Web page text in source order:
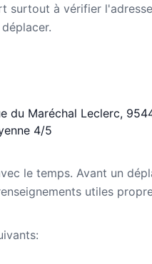
surtout à vérifier
du Maréchal Leclerc,
4/5
le temps. Avant un
utiles